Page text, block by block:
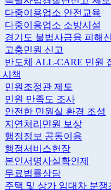
다중이용업소 안전교육
다중이용업소 소방시설
경기도 불법사금융 피해
고충민원 신고
반도체 ALL-CARE 민원
시책
민원조정관 제도
민원 만족도 조사
안전한 민원실 환경 조성
지연처리민원 보상
행정정보 공동이용
행정서비스헌장
본인서명사실확인제
무료법률상담
주택 및 상가 임대차 분쟁